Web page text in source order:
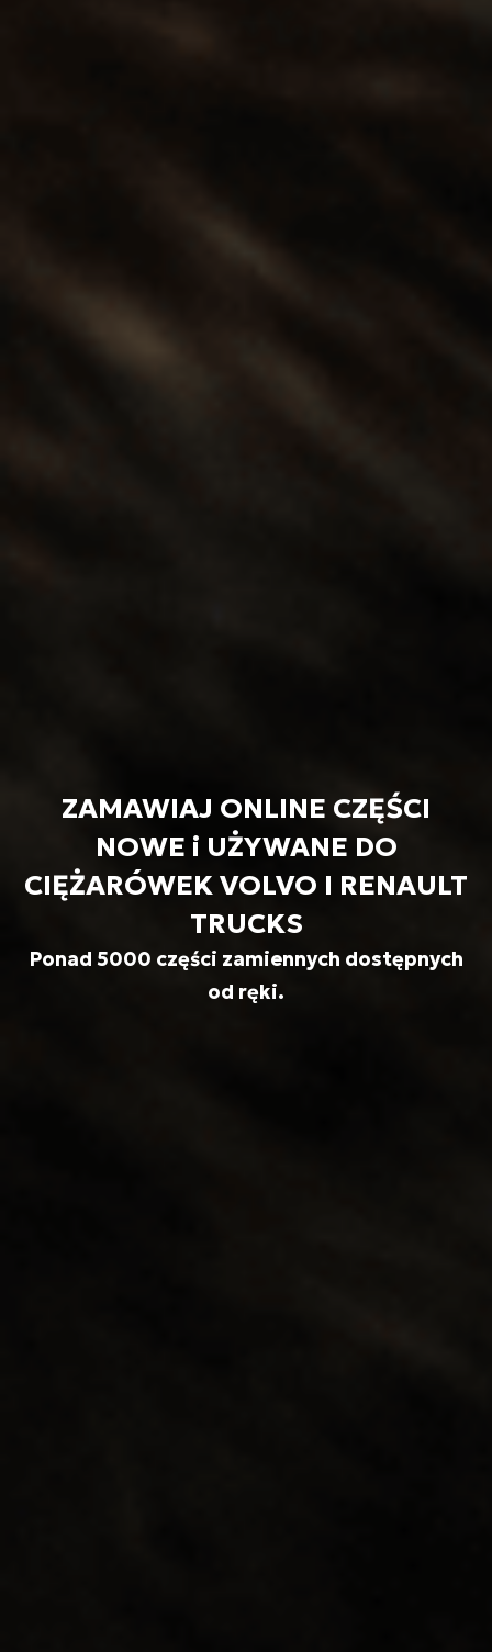
ZAMAWIAJ ONLINE CZĘŚCI
NOWE i UŻYWANE DO
CIĘŻARÓWEK VOLVO I RENAULT
TRUCKS
Ponad 5000 części zamiennych dostępnych
od ręki.